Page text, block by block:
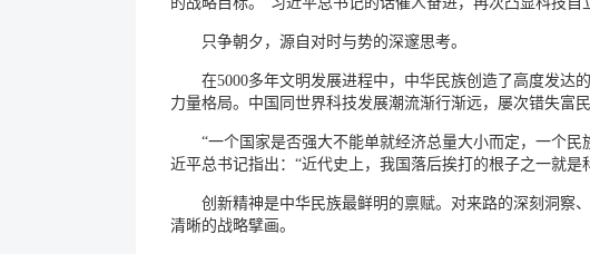
只争朝夕，源自对时与势的深邃思考。
在5000多年文明发展进程中，中华民族创造了高度发达
力量格局。中国同世界科技发展潮流渐行渐远，屡次错失富
“一个国家是否强大不能单就经济总量大小而定，一个
近平总书记指出：“近代史上，我国落后挨打的根子之一就是
创新精神是中华民族最鲜明的禀赋。对来路的深刻洞察
清晰的战略擘画。